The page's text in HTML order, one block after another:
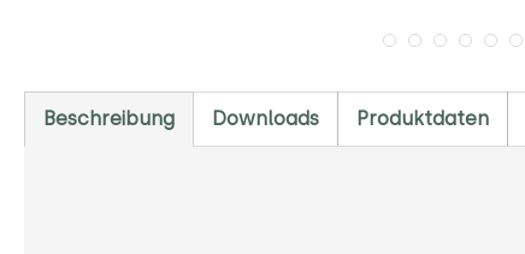
Beschreibung Downloads Produktdaten